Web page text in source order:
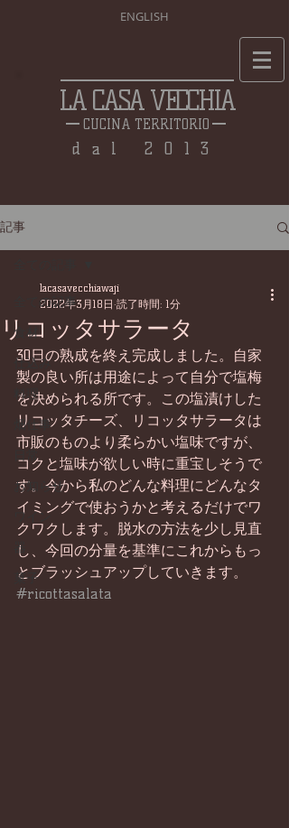
ENGLISH
LA CASA VECCHIA
CUCINA TERRITORIO
dal 2013
記事
全ての記事
食材
仕込み
料理
畑仕事
日常
お知らせ
ワイン
器
菓子
リコッタサラータ
lacasavecchiawaji
2022年3月18日 読了時間: 1分
30日の熟成を終え完成しました。自家
製の良い所は用途によって自分で塩梅
を決められる所です。この塩漬けした
リコッタチーズ、リコッタサラータは
市販のものより柔らかい塩味ですが、
コクと塩味が欲しい時に重宝しそうで
す。今から私のどんな料理にどんなタ
イミングで使おうかと考えるだけでワ
クワクします。脱水の方法を少し見直
し、今回の分量を基準にこれからもっ
とブラッシュアップしていきます。
#ricottasalata